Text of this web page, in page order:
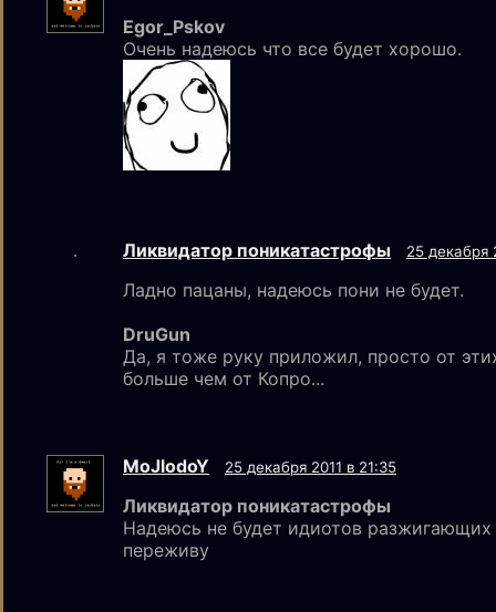
Egor_Pskov
Очень надеюсь что все будет хорошо.
Ликвидатор поникатастрофы 25 декабря
Ладно пацаны, надеюсь пони не будет.
DruGun
Да, я тоже руку приложил, просто от
больше чем от Копро...
MoJlodoY 25 декабря 2011 в 21:35
Ликвидатор поникатастрофы
Надеюсь не будет идиотов разжигающих
переживу